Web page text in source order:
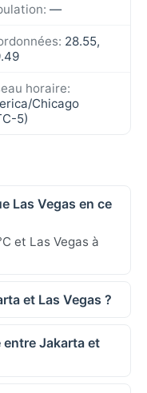
—
28.55,
horaire:
Chicago
5)
Las Vegas en ce
et Las Vegas à
et Las Vegas ?
entre Jakarta et